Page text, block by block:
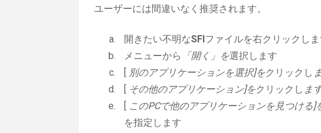
ユーザーには間違いなく推奨されます。
開きたい不明なSFIファイルを右クリックし
メニューから
「開く」を選択します
[ 別のアプリケーションを選択]をクリックし
[ その他のアプリケーション]をクリックし ま
[ このPCで他のアプリケーションを見つける]
を指定します